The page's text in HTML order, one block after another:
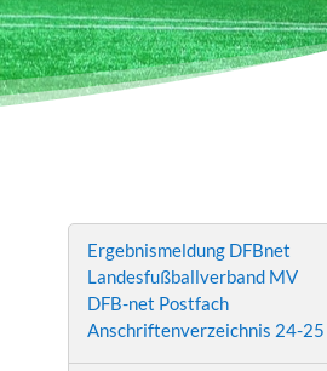
Ergebnismeldung DFBnet
Landesfußballverband MV
DFB-net Postfach
Anschriftenverzeichnis 24-25